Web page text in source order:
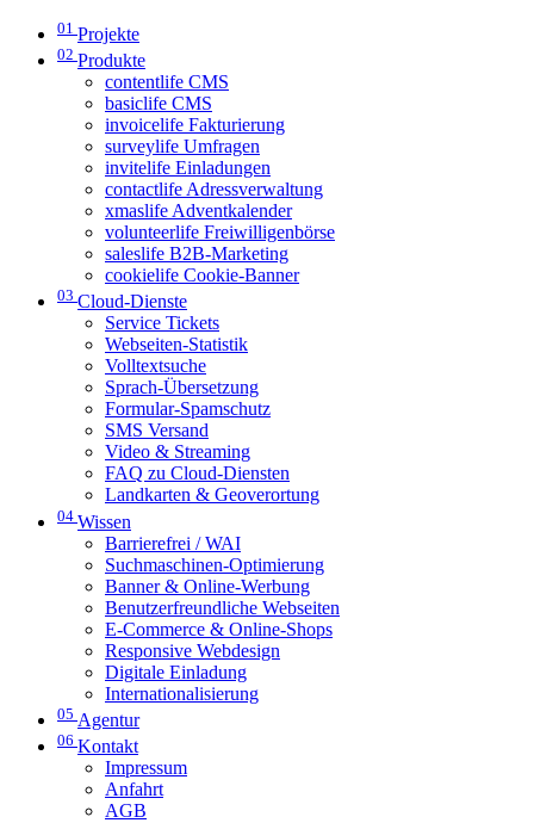
01 Projekte
02 Produkte
contentlife CMS
basiclife CMS
invoicelife Fakturierung
surveylife Umfragen
invitelife Einladungen
contactlife Adressverwaltung
xmaslife Adventkalender
volunteerlife Freiwilligenbörse
saleslife B2B-Marketing
cookielife Cookie-Banner
03 Cloud-Dienste
Service Tickets
Webseiten-Statistik
Volltextsuche
Sprach-Übersetzung
Formular-Spamschutz
SMS Versand
Video & Streaming
FAQ zu Cloud-Diensten
Landkarten & Geoverortung
04 Wissen
Barrierefrei / WAI
Suchmaschinen-Optimierung
Banner & Online-Werbung
Benutzerfreundliche Webseiten
E-Commerce & Online-Shops
Responsive Webdesign
Digitale Einladung
Internationalisierung
05 Agentur
06 Kontakt
Impressum
Anfahrt
AGB